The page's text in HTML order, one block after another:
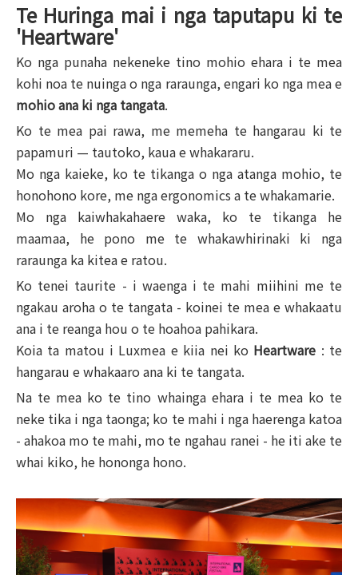
Te Huringa mai i nga taputapu ki te
'Heartware'
Ko nga punaha nekeneke tino mohio ehara i te mea
kohi noa te nuinga o nga raraunga, engari ko nga mea e
mohio ana ki nga tangata.
Ko te mea pai rawa, me memeha te hangarau ki te
papamuri — tautoko, kaua e whakararu.
Mo nga kaieke, ko te tikanga o nga atanga mohio, te
honohono kore, me nga ergonomics a te whakamarie.
Mo nga kaiwhakahaere waka, ko te tikanga he
maamaa, he pono me te whakawhirinaki ki nga
raraunga ka kitea e ratou.
Ko tenei taurite - i waenga i te mahi miihini me te
ngakau aroha o te tangata - koinei te mea e whakaatu
ana i te reanga hou o te hoahoa pahikara.
Koia ta matou i Luxmea e kiia nei ko Heartware : te
hangarau e whakaaro ana ki te tangata.
Na te mea ko te tino whainga ehara i te mea ko te
neke tika i nga taonga; ko te mahi i nga haerenga katoa
- ahakoa mo te mahi, mo te ngahau ranei - he iti ake te
whai kiko, he hononga hono.